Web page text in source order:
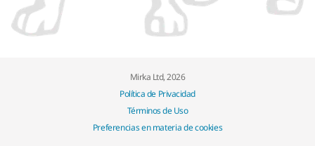
Mirka Ltd, 2026
Política de Privacidad
Términos de Uso
Preferencias en materia de cookies